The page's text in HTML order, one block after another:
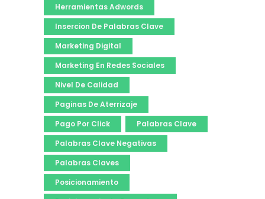
Herramientas Adwords
Insercion De Palabras Clave
Marketing Digital
Marketing En Redes Sociales
Nivel De Calidad
Paginas De Aterrizaje
Pago Por Click
Palabras Clave
Palabras Clave Negativas
Palabras Claves
Posicionamiento